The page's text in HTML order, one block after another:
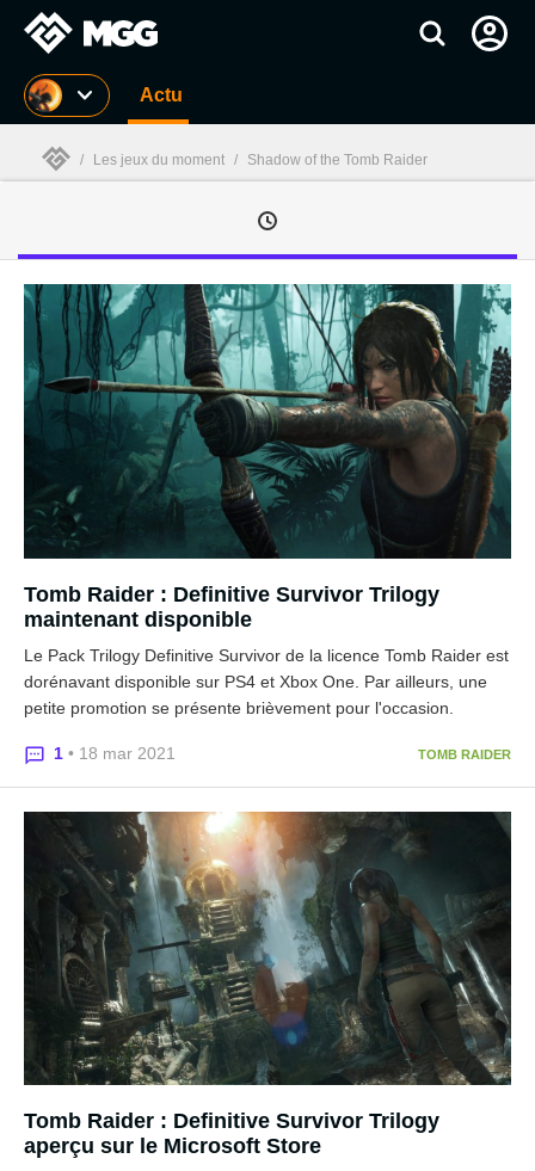
MGG Actu
/ Les jeux du moment / Shadow of the Tomb Raider
Tomb Raider : Definitive Survivor Trilogy
maintenant disponible
Le Pack Trilogy Definitive Survivor de la licence Tomb Raider est
dorénavant disponible sur PS4 et Xbox One. Par ailleurs, une
petite promotion se présente brièvement pour l'occasion.
1 • 18 mar 2021 TOMB RAIDER
Tomb Raider : Definitive Survivor Trilogy
aperçu sur le Microsoft Store